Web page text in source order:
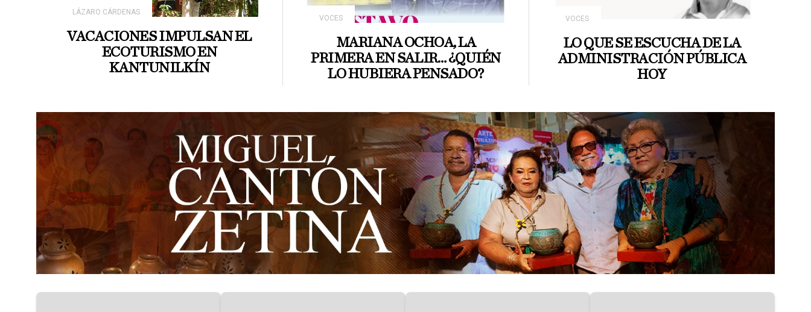
LÁZARO CÁRDENAS
VACACIONES IMPULSAN EL
ECOTURISMO EN
KANTUNILKÍN
VOCES
MARIANA OCHOA, LA
PRIMERA EN SALIR… ¿QUIÉN
LO HUBIERA PENSADO?
VOCES
LO QUE SE ESCUCHA DE LA
ADMINISTRACIÓN PÚBLICA
HOY